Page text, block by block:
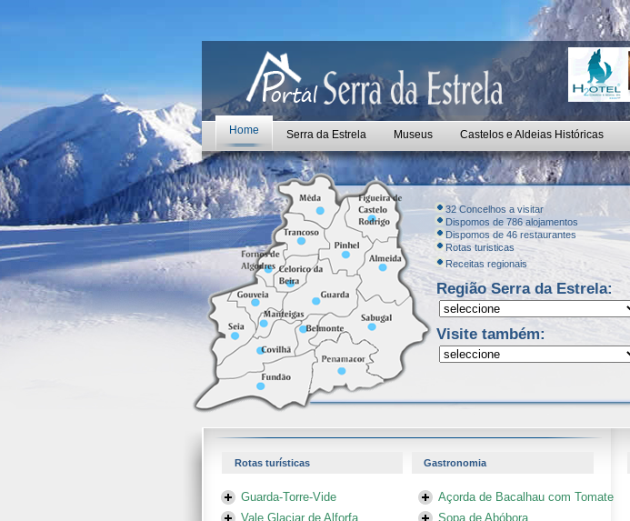
Home Serra da Estrela Museus Castelos e Aldeias Históricas
32 Concelhos a visitar
Dispomos de 786 alojamentos
Dispomos de 46 restaurantes
Rotas turisticas
Receitas regionais
Região Serra da Estrela:
Visite também:
Rotas turísticas Gastronomia
Guarda-Torre-Vide
Vale Glaciar de Alforfa
Açorda de Bacalhau com Tomate
Sopa de Abóbora